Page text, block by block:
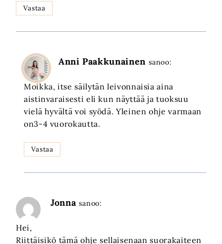
Vastaa
Anni Paakkunainen sanoo:
Moikka, itse säilytän leivonnaisia aina
aistinvaraisesti eli kun näyttää ja tuoksuu
vielä hyvältä voi syödä. Yleinen ohje varmaan
on3-4 vuorokautta.
Vastaa
Jonna sanoo:
Hei,
Riittäisikö tämä ohje sellaisenaan suorakaiteen